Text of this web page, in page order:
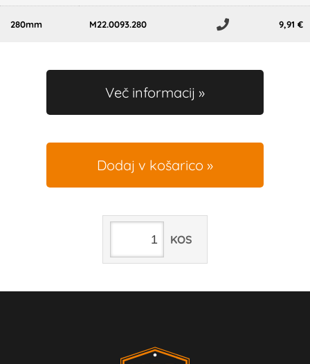
280mm M22.0093.280 9,91 €
Več informacij
Dodaj v košarico
KOS